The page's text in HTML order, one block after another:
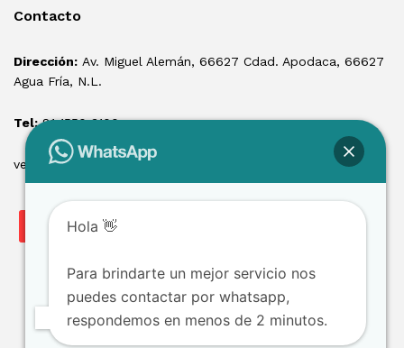
Contacto
Dirección: Av. Miguel Alemán, 66627 Cdad. Apodaca, 66627
Agua Fría, N.L.
Tel:81 1550 3100
ventas@losmontacargas.mx
Hola 👋
Para brindarte un mejor servicio nos
puedes contactar por whatsapp,
respondemos en menos de 2 minutos.